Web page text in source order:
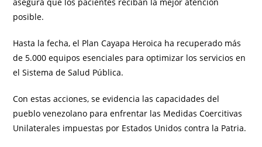
posible.
Hasta la fecha, el Plan Cayapa Heroica ha recuperado más
de 5.000 equipos esenciales para optimizar los servicios en
el Sistema de Salud Pública.
Con estas acciones, se evidencia las capacidades del
pueblo venezolano para enfrentar las Medidas Coercitivas
Unilaterales impuestas por Estados Unidos contra la Patria.